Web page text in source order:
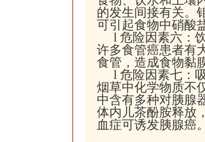
的发生间接有关。
可引起食物中硝酸
l 危险因素六：
许多食管癌患者有
食管，造成食物黏
l 危险因素七：
烟草中化学物质不
中含有多种对胰腺
体内儿茶酚胺释放
血症可诱发胰腺癌。